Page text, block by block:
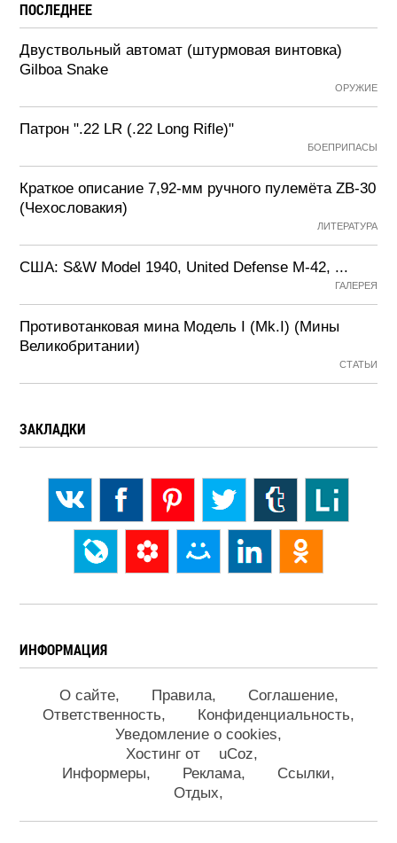
ПОСЛЕДНЕЕ
Двуствольный автомат (штурмовая винтовка)
Gilboa Snake
ОРУЖИЕ
Патрон ".22 LR (.22 Long Rifle)"
БОЕПРИПАСЫ
Краткое описание 7,92-мм ручного пулемёта ZB-30
(Чехословакия)
ЛИТЕРАТУРА
США: S&W Model 1940, United Defense M-42, ...
ГАЛЕРЕЯ
Противотанковая мина Модель I (Mk.I) (Мины
Великобритании)
СТАТЬИ
ЗАКЛАДКИ
ИНФОРМАЦИЯ
О сайте Правила
Соглашение
Ответственность
Конфиденциальность
Уведомление о cookies
Хостинг от
uCoz
Информеры
Реклама
Ссылки
Отдых